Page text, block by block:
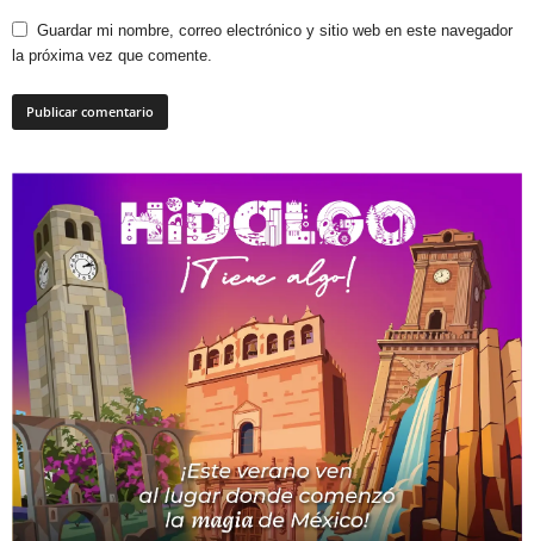
Guardar mi nombre, correo electrónico y sitio web en este navegador
la próxima vez que comente.